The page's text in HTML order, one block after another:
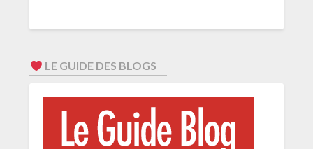
LE GUIDE DES BLOGS